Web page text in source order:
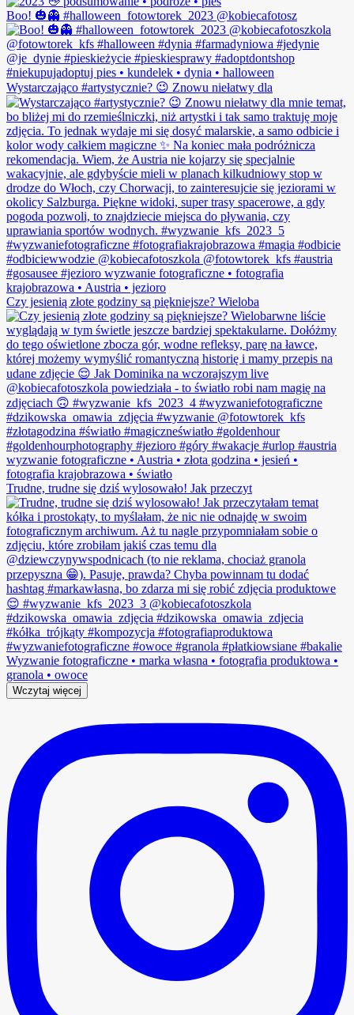
Boo! 🎃👻 #halloween_fotowtorek_2023 @kobiecafotosz
Wystarczająco #artystycznie? 😉 Znowu niełatwy dla
Czy jesienią złote godziny są piękniejsze? Wieloba
Trudne, trudne się dziś wylosowało! Jak przeczyt
Wczytaj więcej